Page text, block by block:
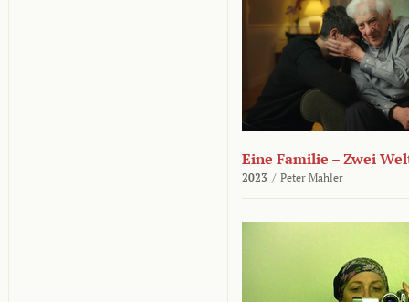
Eine Familie – Zwei
2023 / Peter Mahler